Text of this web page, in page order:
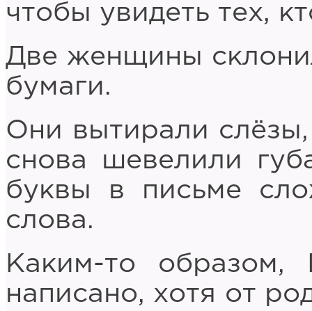
чтобы увидеть тех,
Две женщины
бумаги.
Они вытирали
снова шевелили
буквы в письме
слова.
Каким-то образом,
написано, хотя от